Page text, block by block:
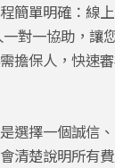
簡單明確：線
對一協助，讓
擔保人，快速
選擇一個誠信
清楚說明所有